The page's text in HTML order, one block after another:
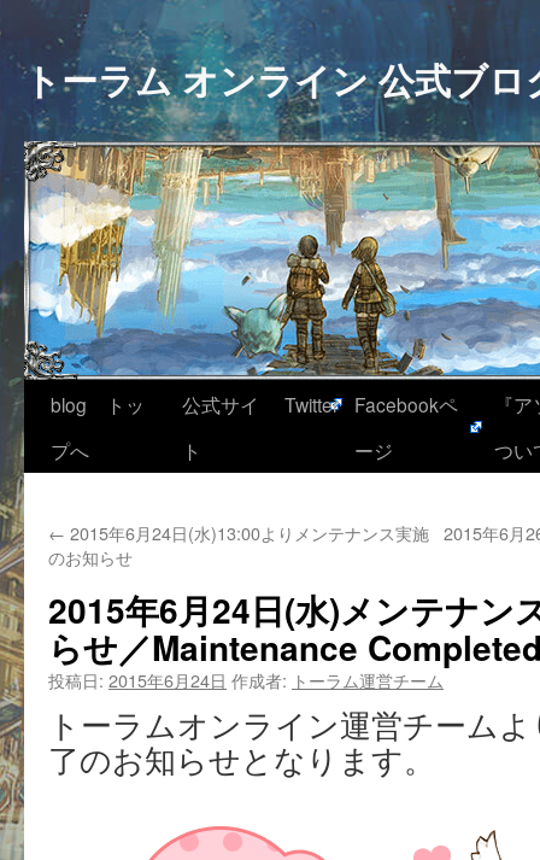
トーラム オンライン 公式ブロ
blog トッ
プへ
公式サイ
ト
Twitter
Facebookペ
ージ
『
つい
← 2015年6月24日(水)13:00よりメンテナンス実施
のお知らせ
2015年6月
2015年6月24日(水)メンテナン
らせ／Maintenance
投稿日: 2015年6月24日 作成者: トーラム運営チーム
トーラムオンライン運営チーム
了のお知らせとなります。